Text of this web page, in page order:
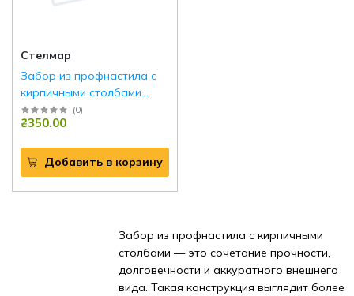
Стелмар
Забор из профнастила с
кирпичными столбами
Ирпень
(0)
₴350.00
Добавить в корзину
Забор из профнастила с кирпичными
столбами — это сочетание прочности,
долговечности и аккуратного внешнего
вида. Такая конструкция выглядит более